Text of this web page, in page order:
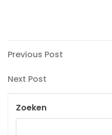
Bericht
navigatie
Previous
Previous Post
Next
Next Post
Zoeken